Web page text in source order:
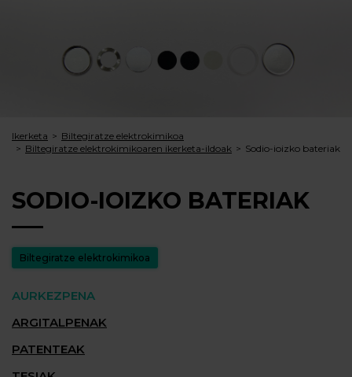
Ikerketa
Biltegiratze elektrokimikoa
Biltegiratze elektrokimikoaren ikerketa-ildoak
Sodio-ioizko bateriak
SODIO-IOIZKO BATERIAK
Biltegiratze elektrokimikoa
AURKEZPENA
ARGITALPENAK
PATENTEAK